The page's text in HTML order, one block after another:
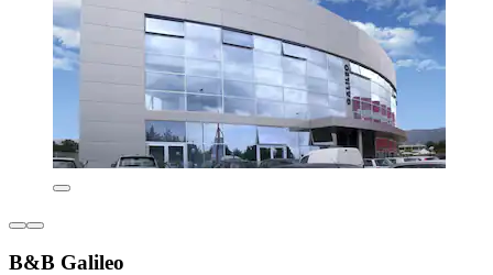
B&B Galileo